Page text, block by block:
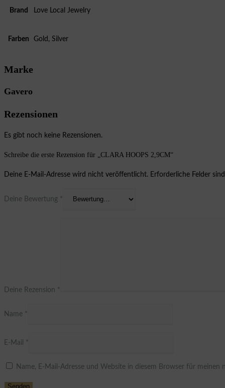
Brand Love Local Jewelry
Farben Gold, Silver
Marke
Gavero
Rezensionen
Es gibt noch keine Rezensionen.
Schreibe die erste Rezension für „CLARA HOOPS 2,9CM“
Deine E-Mail-Adresse wird nicht veröffentlicht. Erforderliche Felder
Deine Bewertung *
Deine Rezension *
Name *
E-Mail *
Name, E-Mail-Adresse und Website in diesem Browser für meinen